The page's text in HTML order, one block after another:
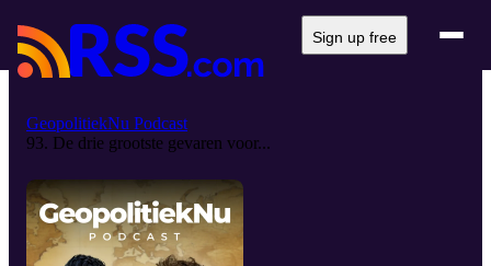
Sign up free
GeopolitiekNu Podcast
93. De drie grootste gevaren voor...